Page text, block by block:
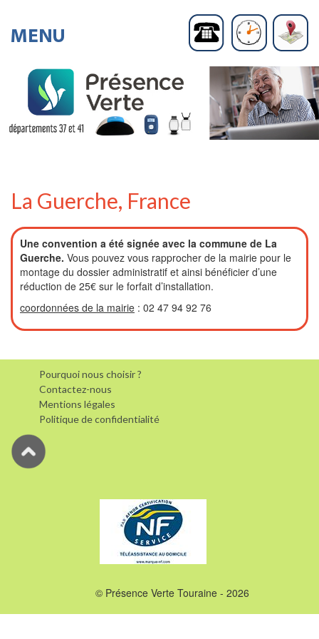
La Guerche, France
Une convention a été signée avec la commune de La
Guerche. Vous pouvez vous rapprocher de la mairie pour le
montage du dossier administratif et ainsi bénéficier d’une
réduction de 25€ sur le forfait d’installation.
coordonnées de la mairie : 02 47 94 92 76
Pourquoi nous choisir ?
Contactez-nous
Mentions légales
Politique de confidentialité
© Présence Verte Touraine - 2026